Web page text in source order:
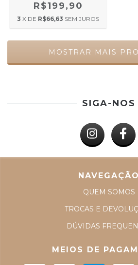
R$199,90
3 X DE R$66,63 SEM JUROS
MOSTRAR MAIS
SIGA-NOS
NAVEGAÇÃO
QUEM SOMOS
TROCAS E
DÚVIDAS
MEIOS DE